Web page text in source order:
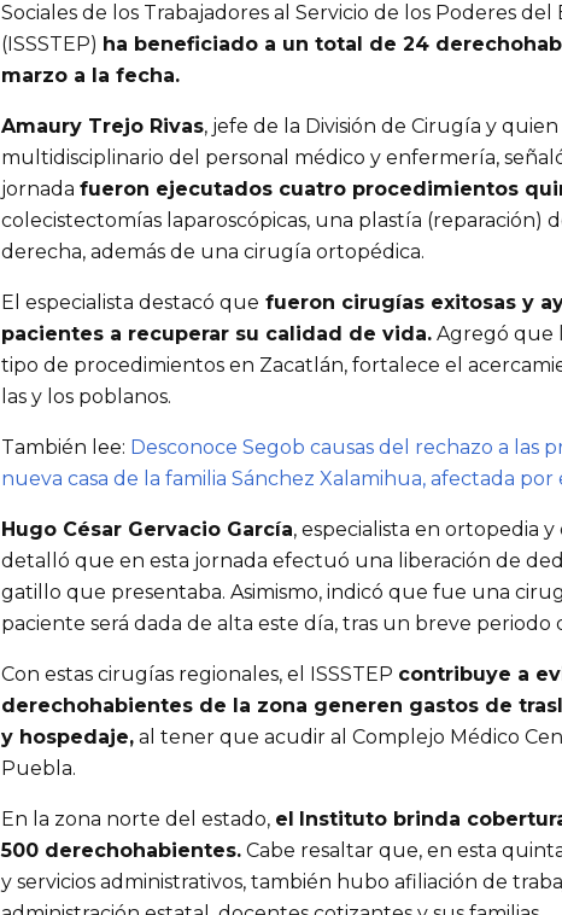
Sociales de los Trabajadores al Servicio de los Poderes
(ISSSTEP) ha beneficiado a un total de 24
marzo a la fecha.
Amaury Trejo Rivas, jefe de la División de Cirugía y
multidisciplinario del personal médico y enfermería,
jornada fueron ejecutados cuatro procedimientos
colecistectomías laparoscópicas, una plastía (reparación)
derecha, además de una cirugía ortopédica.
El especialista destacó que fueron cirugías exitosas y
pacientes a recuperar su calidad de vida. Agregó que
tipo de procedimientos en Zacatlán, fortalece el
las y los poblanos.
También lee: Desconoce Segob causas del rechazo a las
nueva casa de la familia Sánchez Xalamihua, afectada por
Hugo César Gervacio García, especialista en ortopedia
detalló que en esta jornada efectuó una liberación de
gatillo que presentaba. Asimismo, indicó que fue una
paciente será dada de alta este día, tras un breve periodo
Con estas cirugías regionales, el ISSSTEP contribuye a
derechohabientes de la zona generen gastos de
y hospedaje, al tener que acudir al Complejo Médico
Puebla.
En la zona norte del estado, el Instituto brinda
500 derechohabientes. Cabe resaltar que, en esta
y servicios administrativos, también hubo afiliación de